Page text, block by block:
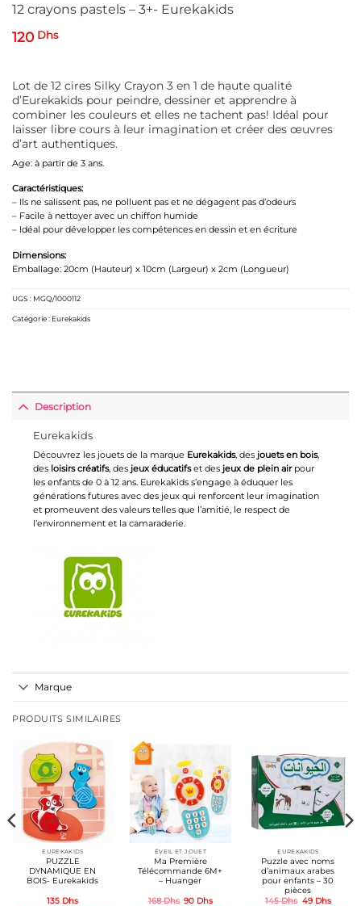
12 crayons pastels – 3+- Eurekakids
120 Dhs
Lot de 12 cires Silky Crayon 3 en 1 de haute qualité
d’Eurekakids pour peindre, dessiner et apprendre à
combiner les couleurs et elles ne tachent pas! Idéal pour
laisser libre cours à leur imagination et créer des œuvres
d’art authentiques.
Age: à partir de 3 ans.
Caractéristiques:
– Ils ne salissent pas, ne polluent pas et ne dégagent pas d’odeurs
– Facile à nettoyer avec un chiffon humide
– Idéal pour développer les compétences en dessin et en écriture
Dimensions:
Emballage: 20cm (Hauteur) x 10cm (Largeur) x 2cm (Longueur)
UGS : MGQ/1000112
Catégorie : Eurekakids
Description
Eurekakids
Découvrez les jouets de la marque Eurekakids, des jouets en bois,
des loisirs créatifs, des jeux éducatifset des jeux de plein airpour
les enfants de 0 à 12 ans. Eurekakids s’engage à éduquer les
générations futures avec des jeux qui renforcent leur imagination
et promeuvent des valeurs telles que l’amitié, le respect de
l’environnement et la camaraderie.
Marque
PRODUITS SIMILAIRES
EUREKAKIDS
PUZZLE
DYNAMIQUE EN
BOIS- Eurekakids
135 Dhs
ÉVEIL ET JOUET
Ma Première
Télécommande 6M+
– Huanger
168Dhs Le
90 DhsLe
EUREKAKIDS
Puzzle avec noms
d’animaux arabes
pour enfants – 30
pièces
145Dhs Le
49 DhsLe